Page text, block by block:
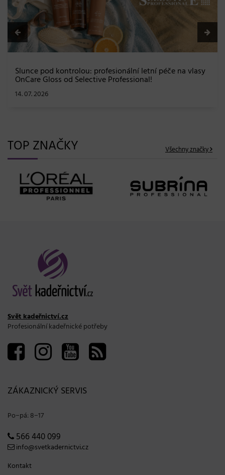
TOP ZNAČKY Všechny značky
Svět kadeřnictví.cz
Profesionální kadeřnické potřeby
ZÁKAZNICKÝ SERVIS
Po−pá: 8−17
566 440 099
info@svetkadernictvi.cz
Kontakt